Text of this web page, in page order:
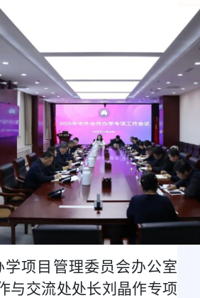
学项目管理委员会办公室
与交流处处长刘晶作专项